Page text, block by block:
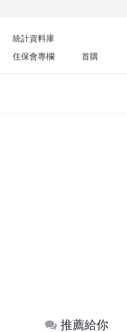
統計資料庫
住保會專欄 首購
推薦給你